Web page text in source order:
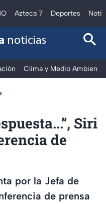
Azteca 7 Deportes
noticias
Clima y Medio Ambiente
Siri
de
por la Jefa de
de prensa